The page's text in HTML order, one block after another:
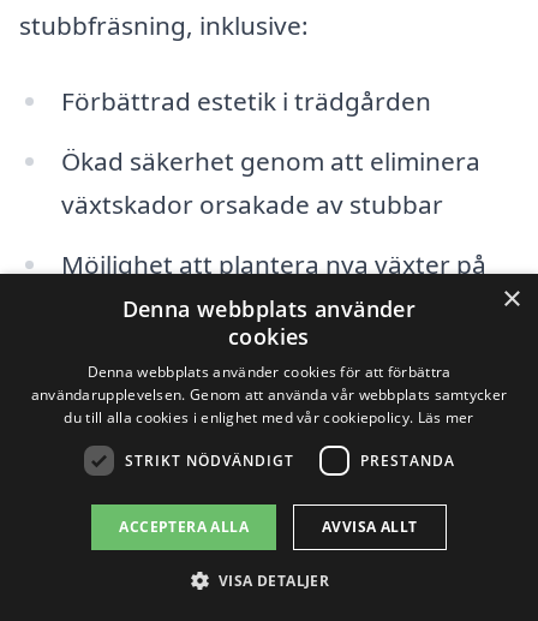
stubbfräsning, inklusive:
Förbättrad estetik i trädgården
Ökad säkerhet genom att eliminera
växtskador orsakade av stubbar
Möjlighet att plantera nya växter på
samma plats
Ökad möjlighet att använda marken
effektivt
För att underlätta din sökning efter
stubbfräsning i Järbo kan du överväga att
kontakta företag i närliggande städer. Här
×
Denna webbplats använder
cookies
Denna webbplats använder cookies för att förbättra
användarupplevelsen. Genom att använda vår webbplats samtycker
du till alla cookies i enlighet med vår cookiepolicy. Läs mer
STRIKT NÖDVÄNDIGT PRESTANDA
ACCEPTERA ALLA AVVISA ALLT
VISA DETALJER